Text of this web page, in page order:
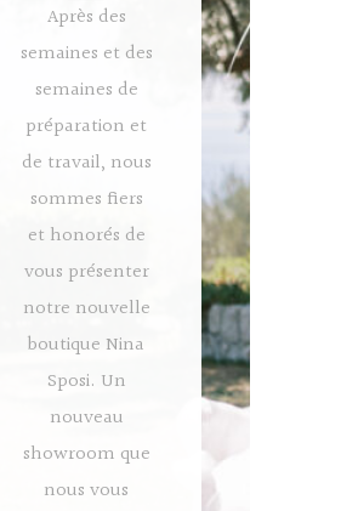
Après des
semaines et des
semaines de
préparation et
de travail, nous
sommes fiers
et honorés de
vous présenter
notre nouvelle
boutique Nina
Sposi. Un
nouveau
showroom que
nous vous